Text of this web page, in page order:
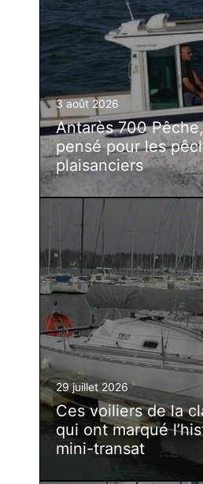
3 août 2026
Antarès 700
pensé pour les
plaisanciers
29 juillet 2026
Ces voiliers de la
qui ont marqué
mini-transat